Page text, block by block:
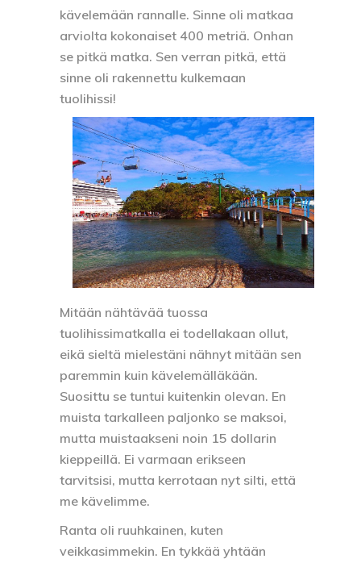
kävelemään rannalle. Sinne oli matkaa
arviolta kokonaiset 400 metriä. Onhan
se pitkä matka. Sen verran pitkä, että
sinne oli rakennettu kulkemaan
tuolihissi!
Mitään nähtävää tuossa
tuolihissimatkalla ei todellakaan ollut,
eikä sieltä mielestäni nähnyt mitään sen
paremmin kuin kävelemälläkään.
Suosittu se tuntui kuitenkin olevan. En
muista tarkalleen paljonko se maksoi,
mutta muistaakseni noin 15 dollarin
kieppeillä. Ei varmaan erikseen
tarvitsisi, mutta kerrotaan nyt silti, että
me kävelimme.
Ranta oli ruuhkainen, kuten
veikkasimmekin. En tykkää yhtään